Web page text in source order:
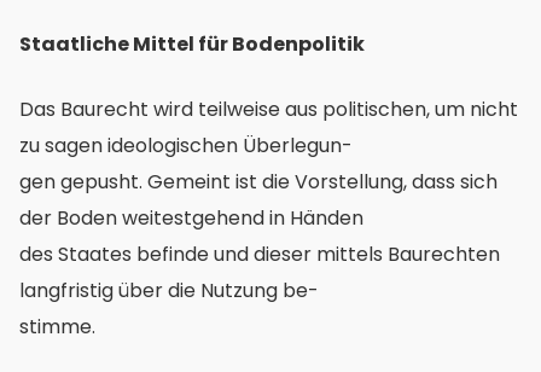
Staatliche Mittel für Bodenpolitik
Das Baurecht wird teilweise aus politischen, um nicht
zu sagen ideologischen Überlegun-
gen gepusht. Gemeint ist die Vorstellung, dass sich
der Boden weitestgehend in Händen
des Staates befinde und dieser mittels Baurechten
langfristig über die Nutzung be-
stimme.